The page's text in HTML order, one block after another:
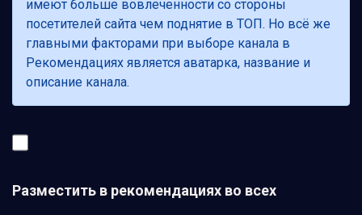
имеют больше вовлеченности со стороны
посетителей сайта чем поднятие в ТОП. Но всё же
главными факторами при выборе канала в
Рекомендациях является аватарка, название и
описание канала.
Разместить в рекомендациях во всех